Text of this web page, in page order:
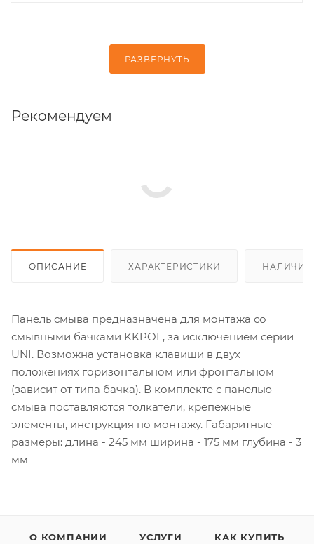
РАЗВЕРНУТЬ
Рекомендуем
ОПИСАНИЕ ХАРАКТЕРИСТИКИ НАЛИЧИЕ
Панель смыва предназначена для монтажа со
смывными бачками KKPOL, за исключением серии
UNI. Возможна установка клавиши в двух
положениях горизонтальном или фронтальном
(зависит от типа бачка). В комплекте с панелью
смыва поставляются толкатели, крепежные
элементы, инструкция по монтажу. Габаритные
размеры: длина - 245 мм ширина - 175 мм глубина - 3
мм
О КОМПАНИИ УСЛУГИ КАК КУПИТЬ